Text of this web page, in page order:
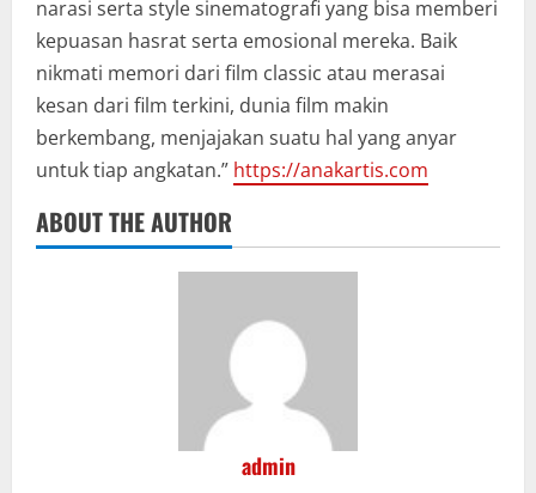
narasi serta style sinematografi yang bisa memberi
kepuasan hasrat serta emosional mereka. Baik
nikmati memori dari film classic atau merasai
kesan dari film terkini, dunia film makin
berkembang, menjajakan suatu hal yang anyar
untuk tiap angkatan.” https://anakartis.com
ABOUT THE AUTHOR
admin